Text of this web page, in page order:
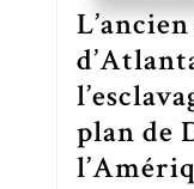
plan de